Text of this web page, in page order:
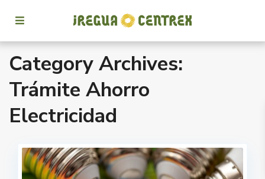
Category Archives:
Trámite Ahorro
Electricidad